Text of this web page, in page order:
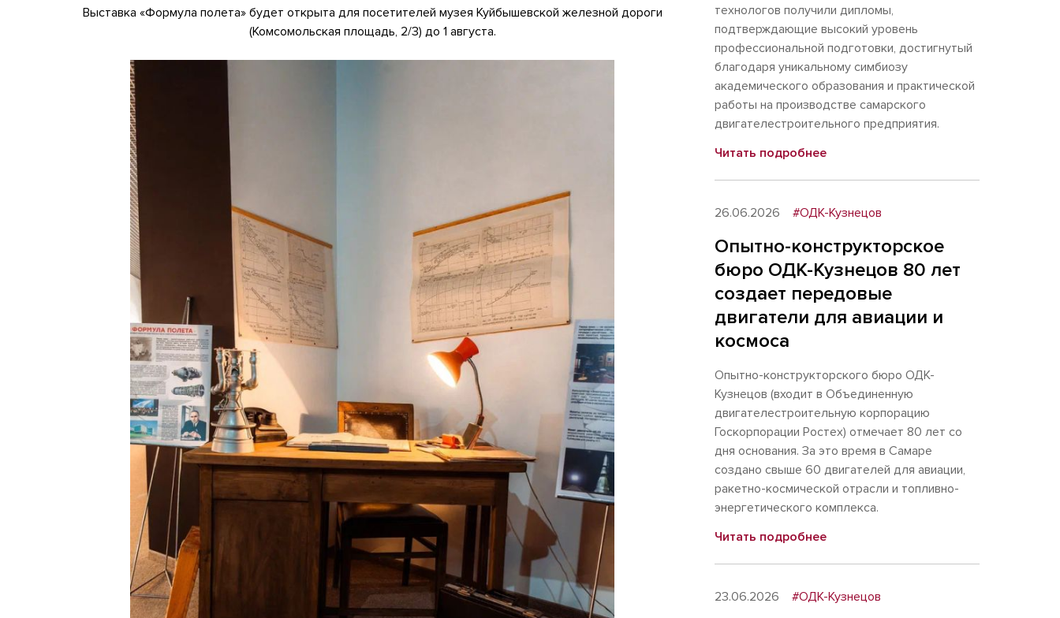
Выставка «Формула полета» будет открыта для посетителей музея Куйбышевской железной дороги
(Комсомольская площадь, 2/3) до 1 августа.
технологов получили дипломы,
подтверждающие высокий уровень
профессиональной подготовки, достигнутый
благодаря уникальному симбиозу
академического образования и практической
работы на производстве самарского
двигателестроительного предприятия.
Читать подробнее
26.06.2026 #ОДК-Кузнецов
Опытно-конструкторское
бюро ОДК-Кузнецов 80 лет
создает передовые
двигатели для авиации и
космоса
Опытно-конструкторского бюро ОДК-
Кузнецов (входит в Объединенную
двигателестроительную корпорацию
Госкорпорации Ростех) отмечает 80 лет со
дня основания. За это время в Самаре
создано свыше 60 двигателей для авиации,
ракетно-космической отрасли и топливно-
энергетического комплекса.
Читать подробнее
23.06.2026 #ОДК-Кузнецов